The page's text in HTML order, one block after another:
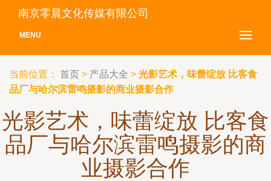
南京零晨文化传媒有限公司
MENU
当前位置： 首页 > 产品大全 > 光影艺术，味蕾绽放 比客食
品厂与哈尔滨雷鸣摄影的商业摄影合作
光影艺术，味蕾绽放 比客食
品厂与哈尔滨雷鸣摄影的商
业摄影合作